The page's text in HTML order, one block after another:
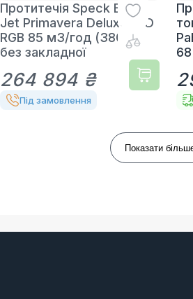
Протитечія Speck BADU
Jet Primavera Deluxe LED
RGB 85 м3/год (380 В),
без закладної
264 894 ₴
Під замовлення
Показати